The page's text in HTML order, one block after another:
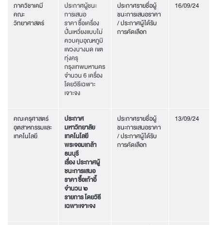
ภาควิชาเคมี
คณะ
วิทยาศาสตร์
ประกาศผู้ชนะ
การเสนอ
ราคา ซื้อเครื่อง
ปั่นเหวี่ยงแบบไม่
ควบคุมอุณหภูมิ
แขวงบางมด เขต
ทุ่งครุ
กรุงเทพมหานคร
จำนวน 6 เครื่อง
โดยวิธีเฉพาะ
เจาะจง
ประกาศรายชื่อผู้
ชนะการเสนอราคา
/ ประกาศผู้ได้รับ
การคัดเลือก
16/09/24
คณะครุศาสตร์
อุตสาหกรรมและ
เทคโนโลยี
ประกาศ
มหาวิทยาลัย
เทคโนโลยี
พระจอมเกล้า
ธนบุรี
เรื่อง ประกาศผู้
ชนะการเสนอ
ราคาซื้อเก้าอี้
จำนวน ๒
รายการ โดยวิธี
เฉพาะเจาะจง
ประกาศรายชื่อผู้
ชนะการเสนอราคา
/ ประกาศผู้ได้รับ
การคัดเลือก
13/09/24